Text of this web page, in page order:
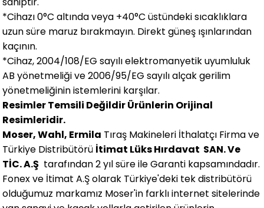
*Cihazı 0°C altında veya +40°C üstündeki sıcaklıklara
uzun süre maruz bırakmayın. Direkt güneş ışınlarından
kaçının.
*Cihaz, 2004/108/EG sayılı elektromanyetik uyumluluk
AB yönetmeliği ve 2006/95/EG sayılı alçak gerilim
yönetmeliğinin istemlerini karşılar.
Resimler Temsili Değildir Ürünlerin Orijinal
Resimleridir.
Moser, Wahl, Ermila Tıraş Makineleri İthalatçı Firma ve
Türkiye Distribütörü İtimat Lüks Hırdavat SAN. Ve
TİC. A.Ş tarafından 2 yıl süre ile Garanti kapsamındadır.
Fonex ve İtimat A.Ş olarak Türkiye'deki tek distribütörü
olduğumuz markamız Moser'in farklı internet sitelerinde